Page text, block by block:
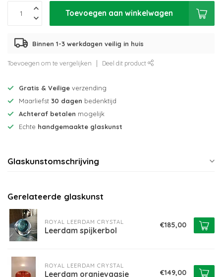
Toevoegen aan winkelwagen
Binnen 1-3 werkdagen veilig in huis
Toevoegen om te vergelijken Deel dit product
Gratis & Veilige verzending
Maarliefst 30 dagen bedenktijd
Achteraf betalen mogelijk
Echte handgemaakte glaskunst
Glaskunstomschrijving
Gerelateerde glaskunst
ROYAL LEERDAM CRYSTAL
Leerdam spijkerbol
€185,00
ROYAL LEERDAM CRYSTAL
Leerdam oranjevaasje €149,00